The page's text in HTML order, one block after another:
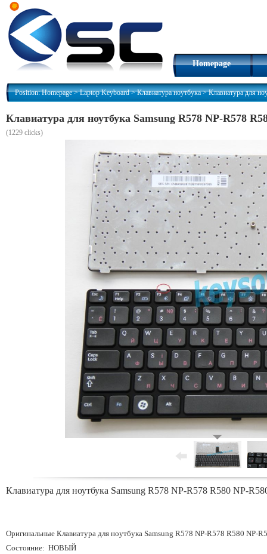
Homepage
Position:Homepage>Laptop Keyboard>Клавиатура ноутбука>Клавиатура для
Клавиатура для ноутбука Samsung R578 NP-R578
(1229 clicks)
Клавиатура для ноутбука Samsung R578 NP-R578 R580 NP-
Оригинальные Клавиатура для ноутбука Samsung R578 NP-R578 R580 NP-
Состояние: НОВЫЙ